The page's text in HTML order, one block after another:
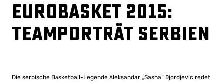
EuroBasket 2015:
Teamporträt Serbien
Die serbische Basketball-Legende Aleksandar „Sasha“ Djordjevic redet